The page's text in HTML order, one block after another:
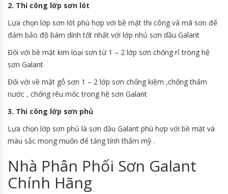
2. Thi công lớp sơn lót
Lựa chọn lớp sơn lót phù hợp với bề mặt thi công và mã sơn để
đảm bảo độ bám dính tốt nhất với lớp nhủ sơn dầu Galant
Đối với bề mặt kim loại sơn từ 1 – 2 lớp sơn chống rỉ trong hệ
sơn Galant
Đối với về mặt gỗ sơn 1 – 2 lớp sơn chống kiềm ,chống thấm
nước , chống rêu mốc trong hệ sơn Galant
3. Thi công lớp sơn phủ
Lựa chọn lớp sơn phủ là sơn dầu Galant phù hợp với bề mặt và
màu sắc mong muốn để tăng tính thẩm mỹ .
Nhà Phân Phối Sơn Galant
Chính Hãng